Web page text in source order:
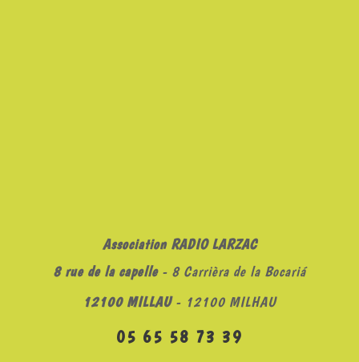
Association RADIO LARZAC
8 rue de la capelle- 8 Carrièra de la Bocariá
12100 MILLAU- 12100 MILHAU
05 65 58 73 39